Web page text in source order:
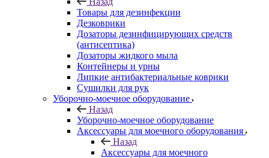
Товары для дезинфекции
Дезковрики
Дозаторы дезинфицирующих средств
(антисептика)
Дозаторы жидкого мыла
Контейнеры и урны
Липкие антибактериальные коврики
Сушилки для рук
Уборочно-моечное оборудование
Назад
Уборочно-моечное оборудование
Аксессуары для моечного оборудования
Назад
Аксессуары для моечного